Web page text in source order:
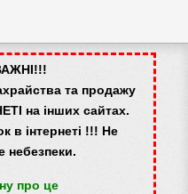
та продажу
на інших сайтах.
в інтернеті !!! Не
небезпеки.
про це